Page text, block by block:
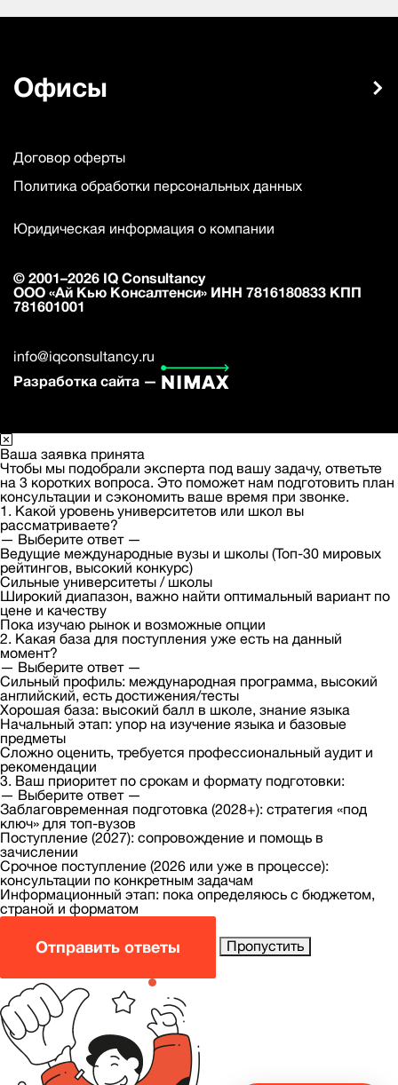
Офисы
Договор оферты
Политика обработки персональных данных
Юридическая информация о компании
© 2001–2026 IQ Consultancy
ООО «Ай Кью Консалтенси» ИНН 7816180833 КПП
781601001
info@iqconsultancy.ru
Разработка сайта —
Ваша заявка принята
Чтобы мы подобрали эксперта под вашу задачу, ответьте
на 3 коротких вопроса. Это поможет нам подготовить план
консультации и сэкономить ваше время при звонке.
1. Какой уровень университетов или школ вы
рассматриваете?
— Выберите ответ —
Ведущие международные вузы и школы (Топ-30 мировых
рейтингов, высокий конкурс)
Сильные университеты / школы
Широкий диапазон, важно найти оптимальный вариант по
цене и качеству
Пока изучаю рынок и возможные опции
2. Какая база для поступления уже есть на данный
момент?
— Выберите ответ —
Сильный профиль: международная программа, высокий
английский, есть достижения/тесты
Хорошая база: высокий балл в школе, знание языка
Начальный этап: упор на изучение языка и базовые
предметы
Сложно оценить, требуется профессиональный аудит и
рекомендации
3. Ваш приоритет по срокам и формату подготовки:
— Выберите ответ —
Заблаговременная подготовка (2028+): стратегия «под
ключ» для топ-вузов
Поступление (2027): сопровождение и помощь в
зачислении
Срочное поступление (2026 или уже в процессе):
консультации по конкретным задачам
Информационный этап: пока определяюсь с бюджетом,
страной и форматом
Отправить ответы Пропустить